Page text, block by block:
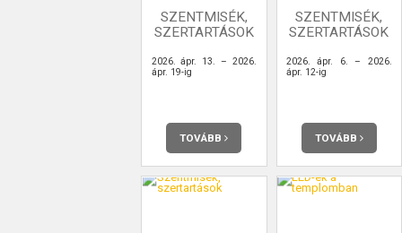
SZENTMISÉK,
SZERTARTÁSOK
2026. ápr. 13. – 2026.
ápr. 19-ig
TOVÁBB
SZENTMISÉK,
SZERTARTÁSOK
2026. ápr. 6. – 2026.
ápr. 12-ig
TOVÁBB